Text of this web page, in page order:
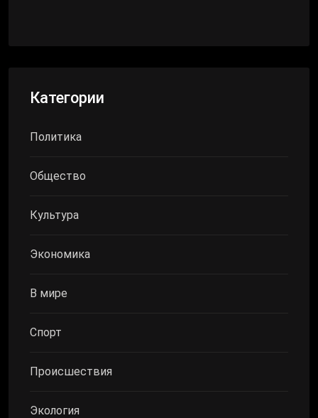
Категории
Политика
Общество
Культура
Экономика
В мире
Спорт
Происшествия
Экология